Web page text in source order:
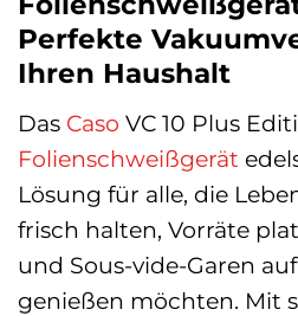
Perfekte
Ihren Haushalt
Das Caso VC 10 Plus
Folienschweißgerät
Lösung für alle, die
frisch halten, Vorräte
und Sous-vide-Garen
genießen möchten. Mit